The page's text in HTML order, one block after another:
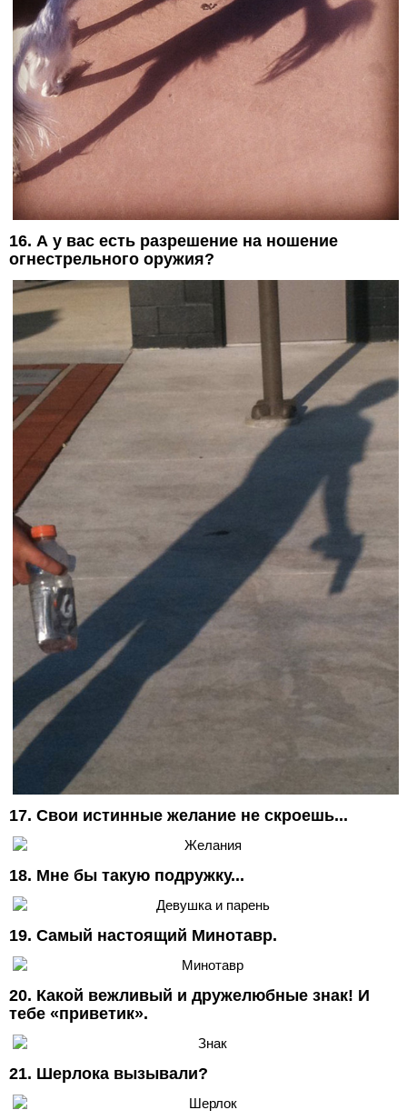
16. А у вас есть разрешение на ношение
огнестрельного оружия?
17. Свои истинные желание не скроешь...
18. Мне бы такую подружку...
19. Самый настоящий Минотавр.
20. Какой вежливый и дружелюбные знак! И
тебе «приветик».
21. Шерлока вызывали?